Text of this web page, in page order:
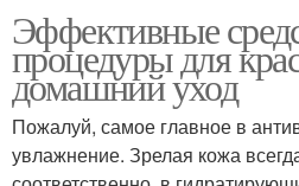
Эффективные
процедуры для
домашний уход
Пожалуй, самое главное в
увлажнение. Зрелая кожа